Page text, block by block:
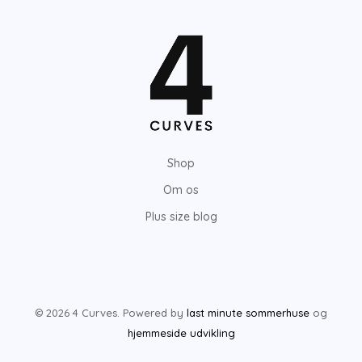
Shop
Om os
Plus size blog
© 2026 4 Curves. Powered by last minute sommerhuse og
hjemmeside udvikling